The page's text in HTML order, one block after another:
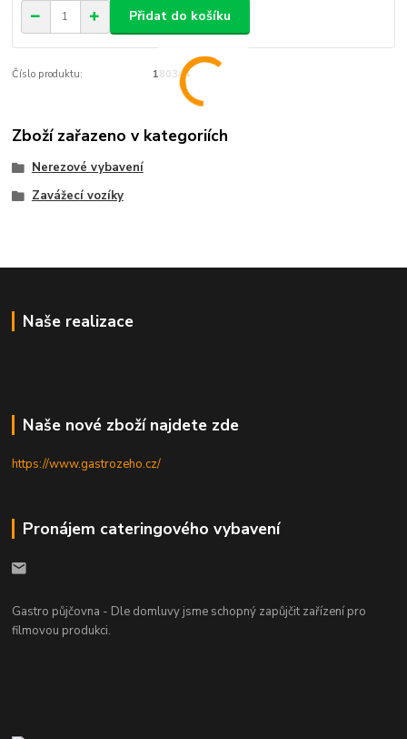
Přidat do košíku
Číslo produktu: 180344
Zboží zařazeno v kategoriích
Nerezové vybavení
Zavážecí vozíky
Naše realizace
Naše nové zboží najdete zde
https://www.gastrozeho.cz/
Pronájem cateringového vybavení
Gastro půjčovna - Dle domluvy jsme schopný zapůjčit zařízení pro
filmovou produkci.